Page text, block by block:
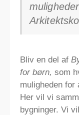
Bliv en del af
for børn, som
muligheden for
Her vil vi
bygninger. Vi